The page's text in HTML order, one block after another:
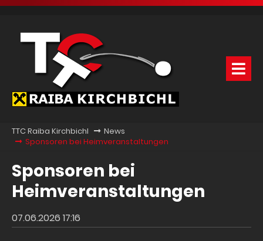
TTC Raiba Kirchbichl
News
Sponsoren bei Heimveranstaltungen
Sponsoren bei
Heimveranstaltungen
07.06.2026 17:16